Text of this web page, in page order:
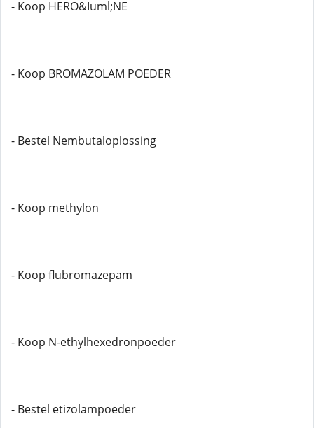
- Koop HERO&Iuml;NE
- Koop BROMAZOLAM POEDER
- Bestel Nembutaloplossing
- Koop methylon
- Koop flubromazepam
- Koop N-ethylhexedronpoeder
- Bestel etizolampoeder